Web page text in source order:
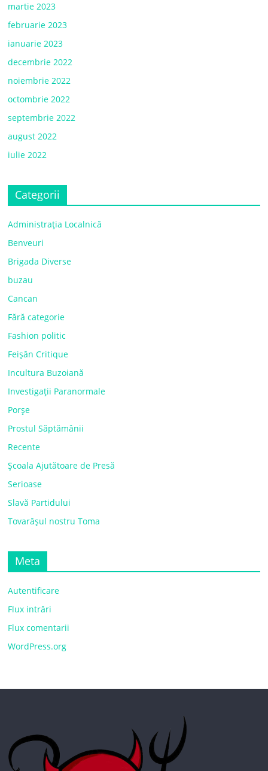
martie 2023
februarie 2023
ianuarie 2023
decembrie 2022
noiembrie 2022
octombrie 2022
septembrie 2022
august 2022
iulie 2022
Categorii
Administrația Localnică
Benveuri
Brigada Diverse
buzau
Cancan
Fără categorie
Fashion politic
Feișăn Critique
Incultura Buzoiană
Investigații Paranormale
Porșe
Prostul Săptămânii
Recente
Școala Ajutătoare de Presă
Serioase
Slavă Partidului
Tovarășul nostru Toma
Meta
Autentificare
Flux intrări
Flux comentarii
WordPress.org